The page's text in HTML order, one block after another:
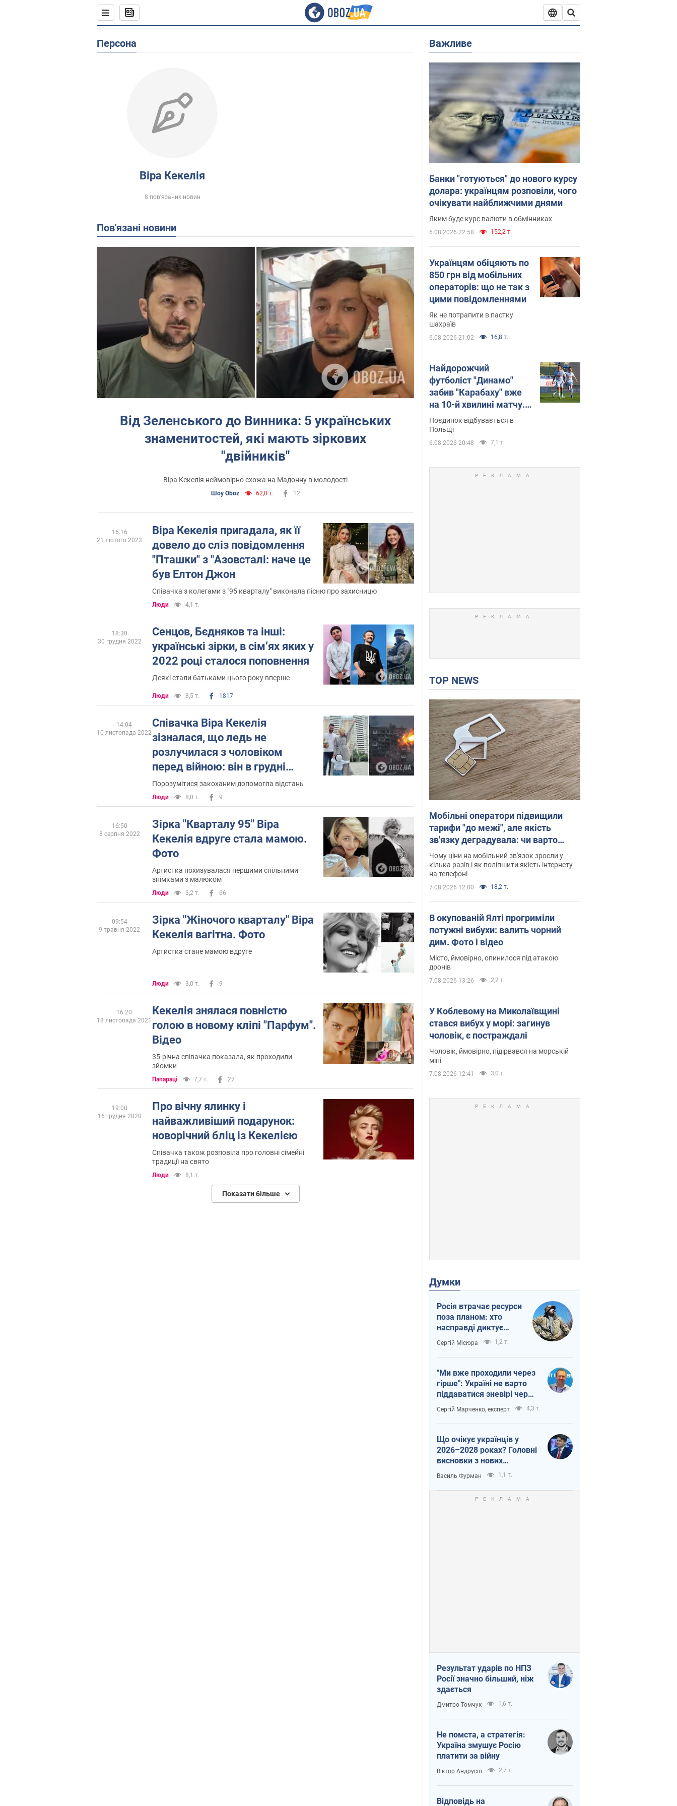
Персона
Віра Кекелія
8 пов'язаних новин
Пов'язані новини
Від Зеленського до Винника: 5 українських
знаменитостей, які мають зіркових
"двійників"
Віра Кекелія неймовірно схожа на Мадонну в молодості
Шоу Oboz 62,0 т. 12
Віра Кекелія пригадала, як її
довело до сліз повідомлення
"Пташки" з "Азовсталі: наче це
був Елтон Джон
Співачка з колегами з "95 кварталу" виконала пісню про захисницю
Люди 4,1 т.
16:16
21 лютого 2023
Сенцов, Бєдняков та інші:
українські зірки, в сім’ях яких у
2022 році сталося поповнення
Деякі стали батьками цього року вперше
Люди 8,5 т. 1817
18:30
30 грудня 2022
Співачка Віра Кекелія
зізналася, що ледь не
розлучилася з чоловіком
перед війною: він в грудні
казав їхати, а я відмовлялася
Порозумітися закоханим допомогла відстань
Люди 8,0 т. 9
14:04
10 листопада 2022
Зірка "Кварталу 95" Віра
Кекелія вдруге стала мамою.
Фото
Артистка похизувалася першими спільними
знімками з малюком
Люди 3,2 т. 66
16:50
8 серпня 2022
Зірка "Жіночого кварталу" Віра
Кекелія вагітна. Фото
Артистка стане мамою вдруге
Люди 3,0 т. 9
09:54
9 травня 2022
Кекелія знялася повністю
голою в новому кліпі "Парфум".
Відео
35-річна співачка показала, як проходили
зйомки
Папараці 7,7 т. 27
16:20
18 листопада 2021
Про вічну ялинку і
найважливіший подарунок:
новорічний бліц із Кекелією
Співачка також розповіла про головні сімейні
традиції на свято
Люди 8,1 т.
19:00
16 грудня 2020
Показати більше
Важливе
Банки "готуються" до нового курсу
долара: українцям розповіли, чого
очікувати найближчими днями
Яким буде курс валюти в обмінниках
6.08.2026 22:58 152,2 т.
Українцям обіцяють по
850 грн від мобільних
операторів: що не так з
цими повідомленнями
Як не потрапити в пастку
шахраїв
6.08.2026 21:02 16,8 т.
Найдорожчий
футболіст "Динамо"
забив "Карабаху" вже
на 10-й хвилині матчу.
Відео
Поєдинок відбувається в
Польщі
6.08.2026 20:48 7,1 т.
TOP NEWS
Мобільні оператори підвищили
тарифи "до межі", але якість
зв'язку деградувала: чи варто
скаржитись на ціни
Чому ціни на мобільний зв'язок зросли у
кілька разів і як поліпшити якість інтернету
на телефоні
7.08.2026 12:00 18,2 т.
В окупованій Ялті прогриміли
потужні вибухи: валить чорний
дим. Фото і відео
Місто, ймовірно, опинилося під атакою
дронів
7.08.2026 13:26 2,2 т.
У Коблевому на Миколаївщині
стався вибух у морі: загинув
чоловік, є постраждалі
Чоловік, ймовірно, підірвався на морській
міні
7.08.2026 12:41 3,0 т.
Думки
Росія втрачає ресурси
поза планом: хто
насправді диктує
темп війни
Сергій Місюра 1,2 т.
"Ми вже проходили через
гірше": Україні не варто
піддаватися зневірі через
ракетний терор
Сергій Марченко, експерт 4,3 т.
Що очікує українців у
2026–2028 роках? Головні
висновки з нових
прогнозів від НБУ
Василь Фурман 1,1 т.
Результат ударів по НПЗ
Росії значно більший, ніж
здається
Дмитро Томчук 1,6 т.
Не помста, а стратегія:
Україна змушує Росію
платити за війну
Віктор Андрусів 2,7 т.
Відповідь на